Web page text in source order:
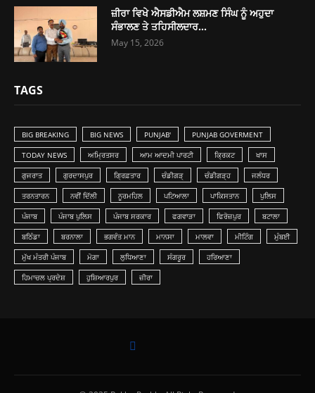
ਜ਼ੀਰਾ ਵਿਖੇ ਐਸਡੀਐਮ ਲਸ਼ਮਣ ਸਿੰਘ ਨੂੰ ਅਹੁਦਾ
ਸੰਭਾਲਣ ਤੇ ਤਹਿਸੀਲਦਾਰ...
May 15, 2026
TAGS
BIG BREAKING BIG NEWS PUNJAB' PUNJAB GOVERMENT
TODAY NEWS ਅਮ੍ਰਿਤਸਰ ਆਮ ਆਦਮੀ ਪਾਰਟੀ ਕ੍ਰਿਕਟ ਖਾਸ
ਗੁਜਰਾਤ ਗੁਰਦਾਸਪੁਰ ਗ੍ਰਿਫ਼ਤਾਰ ਚੰਡੀਗੜ੍ ਚੰਡੀਗੜ੍ਹ ਜਲੰਧਰ
ਤਰਨਤਾਰਨ ਨਵੀਂ ਦਿੱਲੀ ਨੂਰਮਹਿਲ ਪਟਿਆਲਾ ਪਾਕਿਸਤਾਨ ਪੁਲਿਸ
ਪੰਜਾਬ ਪੰਜਾਬ ਪੁਲਿਸ ਪੰਜਾਬ ਸਰਕਾਰ ਫਗਵਾੜਾ ਫਿਰੋਜ਼ਪੁਰ ਬਟਾਲਾ
ਬਠਿੰਡਾ ਬਰਨਾਲਾ ਭਗਵੰਤ ਮਾਨ ਮਾਨਸਾ ਮਾਲਵਾ ਮੀਟਿੰਗ ਮੁੰਬਈ
ਮੁੱਖ ਮੰਤਰੀ ਪੰਜਾਬ ਮੋਗਾ ਲੁ‎ਧਿਆਣਾ ਸੰਗਰੂਰ ਹਰਿਆਣਾ
ਹਿਮਾਚਲ ਪ੍ਰਦੇਸ਼ ਹੁਸ਼ਿਆਰਪੁਰ ਜ਼ੀਰਾ